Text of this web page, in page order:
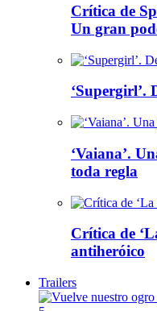
Crítica de
Un gran
‘Supergirl’.
‘Vaiana’.
toda regla
Crítica de
antiheróico
Trailers